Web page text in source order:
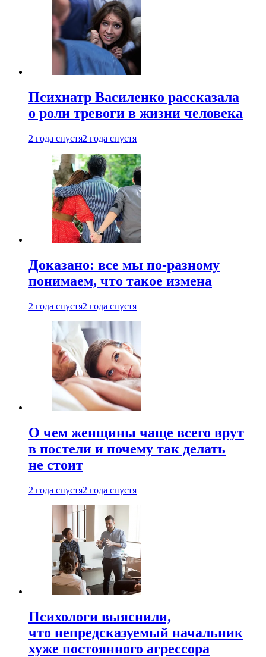
Психиатр Василенко рассказала
о роли тревоги в жизни человека
2 года спустя2 года спустя
Доказано: все мы по-разному
понимаем, что такое измена
2 года спустя2 года спустя
О чем женщины чаще всего врут
в постели и почему так делать
не стоит
2 года спустя2 года спустя
Психологи выяснили,
что непредсказуемый начальник
хуже постоянного агрессора